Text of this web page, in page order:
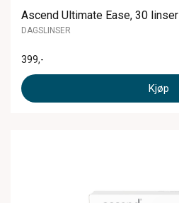
Ascend Ultimate Ease, 30 linser
DAGSLINSER
399,-
Kjøp